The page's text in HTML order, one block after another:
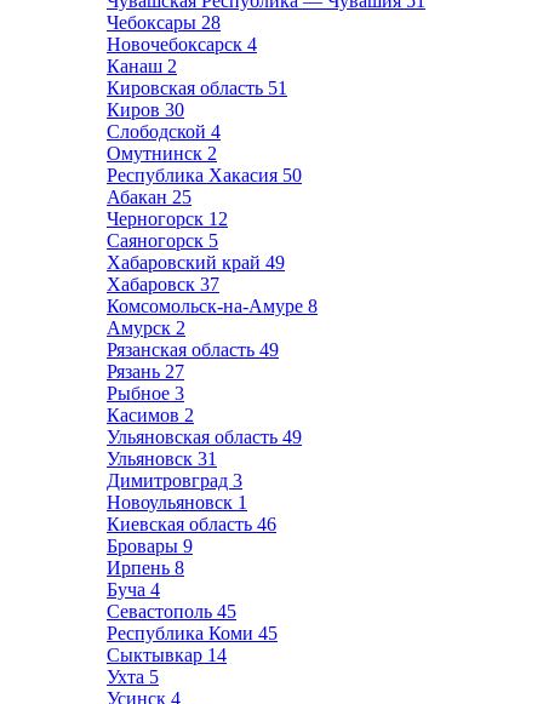
Чебоксары 28
Новочебоксарск 4
Канаш 2
Кировская область 51
Киров 30
Слободской 4
Омутнинск 2
Республика Хакасия 50
Абакан 25
Черногорск 12
Саяногорск 5
Хабаровский край 49
Хабаровск 37
Комсомольск-на-Амуре 8
Амурск 2
Рязанская область 49
Рязань 27
Рыбное 3
Касимов 2
Ульяновская область 49
Ульяновск 31
Димитровград 3
Новоульяновск 1
Киевская область 46
Бровары 9
Ирпень 8
Буча 4
Севастополь 45
Республика Коми 45
Сыктывкар 14
Ухта 5
Усинск 4